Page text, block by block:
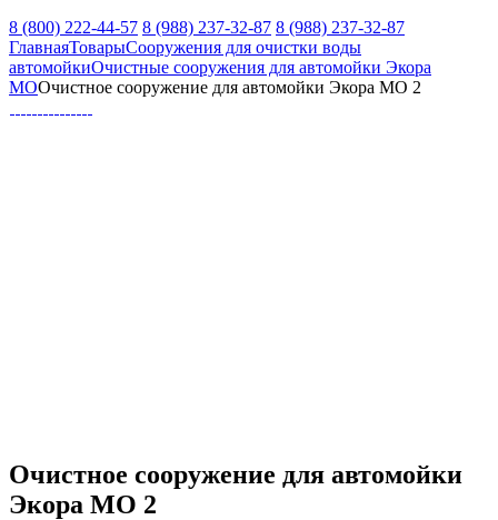
8 (800) 222-44-57 8 (988) 237-32-87 8 (988) 237-32-87
ГлавнаяТоварыСооружения для очистки воды
автомойкиОчистные сооружения для автомойки Экора
МООчистное сооружение для автомойки Экора МО 2
Очистное сооружение для автомойки
Экора МО 2